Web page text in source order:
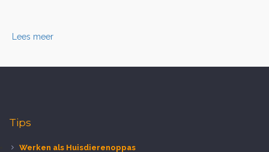
Lees meer
Tips
Werken als Huisdierenoppas